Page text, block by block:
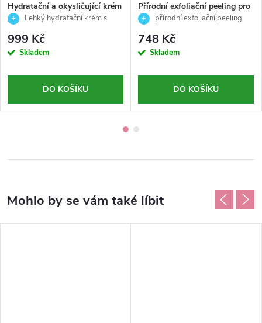
Hydratační a okysličující krém
- Purifying - Casmara - 50ml
Lehký hydratační krém s
pro smíšenou a mastnou pleť
999 Kč
Skladem
DO KOŠÍKU
Přírodní exfoliační peeling pro
normální a mastnou pleť -
Décaar - 50ml
přírodní exfoliační peeling
748 Kč
Skladem
DO KOŠÍKU